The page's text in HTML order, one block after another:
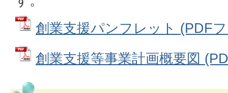
創業支援パンフレット (PDF
創業支援等事業計画概要図